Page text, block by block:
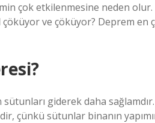
çok etkilenmesine neden
ve çöküyor? Deprem en
giderek daha
çünkü sütunlar binanın